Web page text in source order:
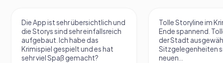
Die App ist sehr übersichtlich und
die Storys sind sehr einfallsreich
aufgebaut. Ich habe das
Krimispiel gespielt und es hat
sehr viel Spaß gemacht?
Tolle Storyline im
Ende spannend.
der Stadt
Sitzgelegenheiten
neuen...